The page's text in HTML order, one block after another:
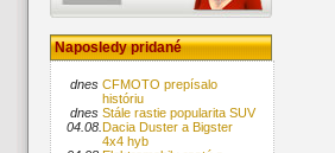
Naposledy pridané
dnes CFMOTO prepísalo
históriu
dnes Stále rastie popularita SUV
04.08.Dacia Duster a Bigster
4x4 hyb